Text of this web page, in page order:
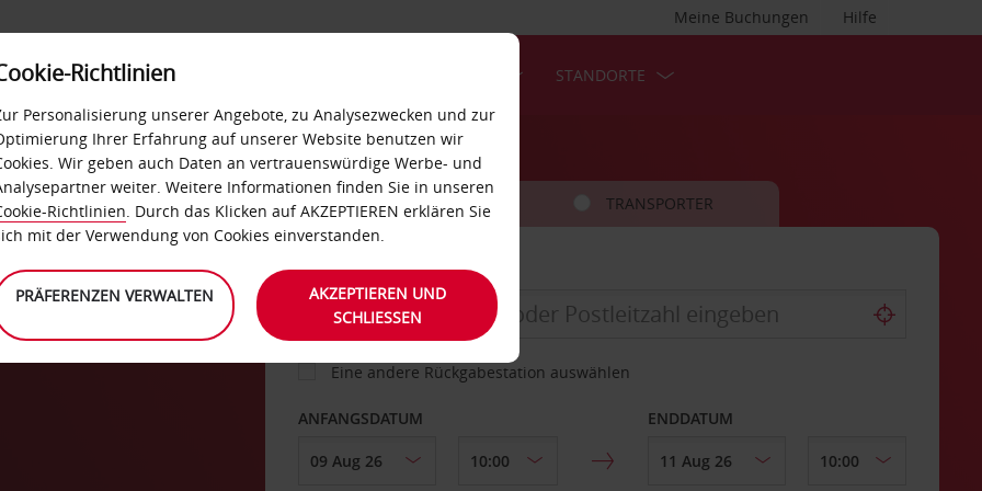
Hilfe
Meine Buchungen
SELF-SERVICES STANDORTE
FAHRZEUG TRANSPORTER
ABHOLEN VON
Eine andere Rückgabestation auswählen
ANFANGSDATUM ENDDATUM
Richtlinien
Personalisierung unserer Angebote, zu Analysezwecken und zur
Ihrer Erfahrung auf unserer Website benutzen wir
Wir geben auch Daten an vertrauenswürdige Werbe- und
weiter. Weitere Informationen finden Sie in unseren
Richtlinien. Durch das Klicken auf AKZEPTIEREN erklären Sie
mit der Verwendung von Cookies einverstanden.
PRÄFERENZEN VERWALTEN
AKZEPTIEREN UND
SCHLIESSEN